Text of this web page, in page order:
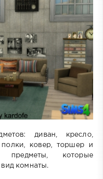
диван, кресло,
ковер, торшер и
предметы, которые
комнаты.